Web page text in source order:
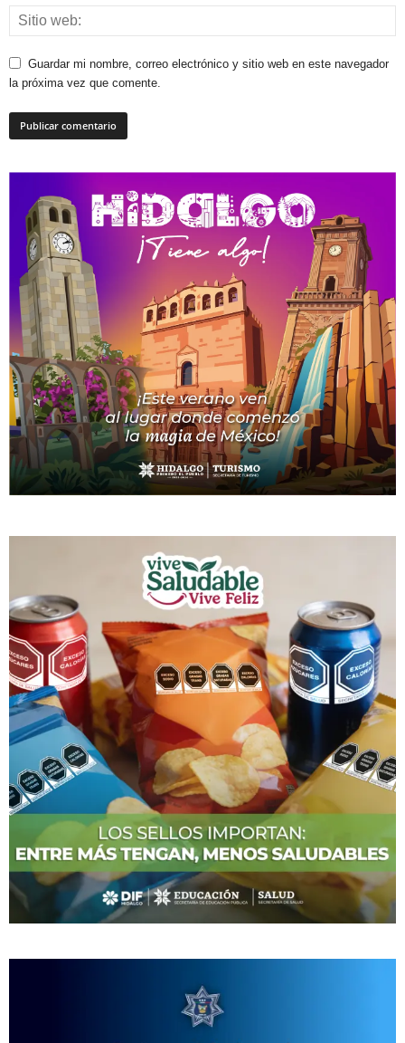
Guardar mi nombre, correo electrónico y sitio web en este navegador
la próxima vez que comente.